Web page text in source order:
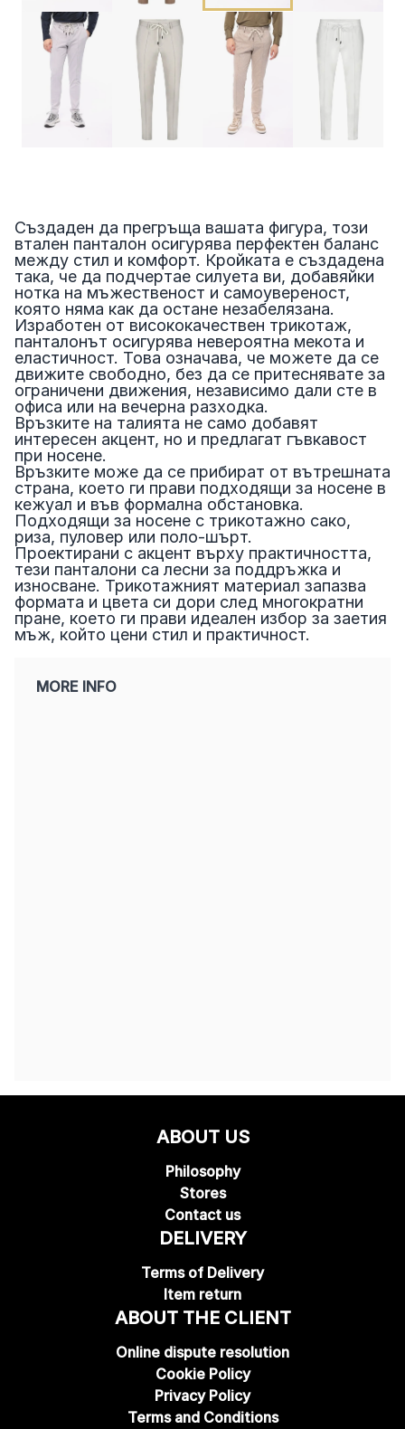
Създаден да прегръща вашата фигура, този
втален панталон осигурява перфектен баланс
между стил и комфорт. Кройката е създадена
така, че да подчертае силуета ви, добавяйки
нотка на мъжественост и самоувереност,
която няма как да остане незабелязана.
Изработен от висококачествен трикотаж,
панталонът осигурява невероятна мекота и
еластичност. Това означава, че можете да се
движите свободно, без да се притеснявате за
ограничени движения, независимо дали сте в
офиса или на вечерна разходка.
Връзките на талията не само добавят
интересен акцент, но и предлагат гъвкавост
при носене.
Връзките може да се прибират от вътрешната
страна, което ги прави подходящи за носене в
кежуал и във формална обстановка.
Подходящи за носене с трикотажно сако,
риза, пуловер или поло-шърт.
Проектирани с акцент върху практичността,
тези панталони са лесни за поддръжка и
износване. Трикотажният материал запазва
формата и цвета си дори след многократни
пране, което ги прави идеален избор за заетия
мъж, който цени стил и практичност.
MORE INFO
ABOUT US
Philosophy
Stores
Contact us
DELIVERY
Terms of Delivery
Item return
ABOUT THE CLIENT
Online dispute resolution
Cookie Policy
Privacy Policy
Terms and Conditions